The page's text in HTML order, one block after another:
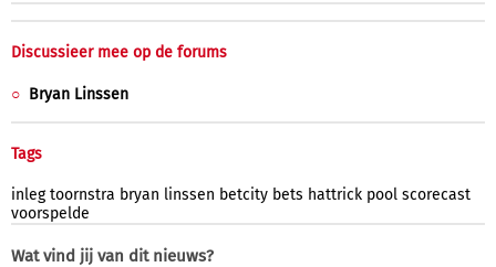
Discussieer mee op de forums
Bryan Linssen
Tags
inleg toornstra bryan linssen betcity bets hattrick pool scorecast
voorspelde
Wat vind jij van dit nieuws?